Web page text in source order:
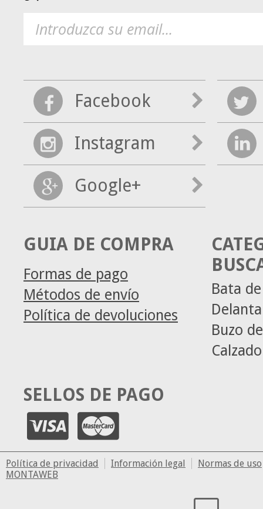
Facebook
Instagram
Google+
GUIA DE COMPRA
Formas de pago
Métodos de envío
Política de devoluciones
Bata
Buzo
SELLOS DE PAGO
Política de privacidad Información legal
Normas de uso
MONTAWEB